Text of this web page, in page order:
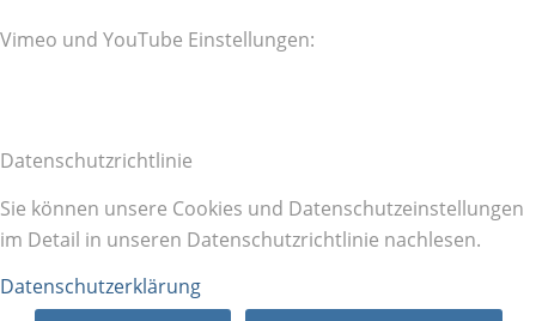
Vimeo und YouTube Einstellungen:
Datenschutzrichtlinie
Sie können unsere Cookies und Datenschutzeinstellungen
im Detail in unseren Datenschutzrichtlinie nachlesen.
Datenschutzerklärung